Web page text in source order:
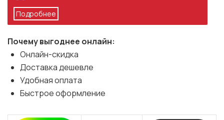
Подробнее
Почему выгоднее онлайн:
Онлайн-скидка
Доставка дешевле
Удобная оплата
Быстрое оформление